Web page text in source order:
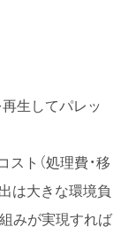
生してパレッ
ト（処理費・移
は大きな環境負
みが実現すれば